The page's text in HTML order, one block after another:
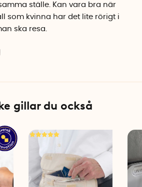
ställe. Kan vara bra när
som kvinna har det lite rörigt i
ska resa.
gillar du också